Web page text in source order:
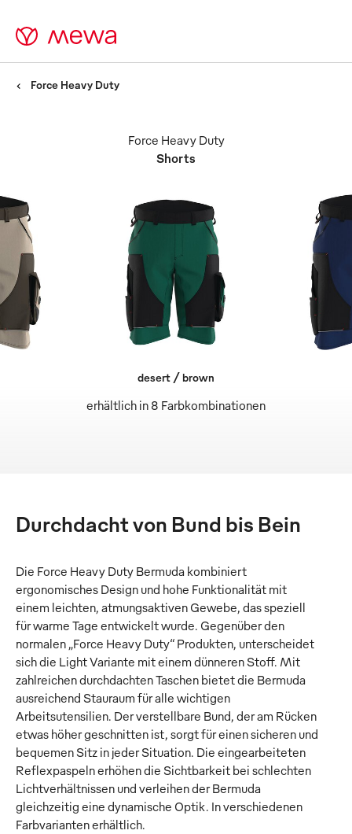
Force Heavy Duty
Shorts
Force Heavy Duty
erhältlich in 8 Farbkombinationen
desert / brown
Durchdacht von Bund bis Bein
Die Force Heavy Duty Bermuda kombiniert
ergonomisches Design und hohe Funktionalität mit
einem leichten, atmungsaktiven Gewebe, das speziell
für warme Tage entwickelt wurde. Gegenüber den
normalen „Force Heavy Duty“ Produkten, unterscheidet
sich die Light Variante mit einem dünneren Stoff. Mit
zahlreichen durchdachten Taschen bietet die Bermuda
ausreichend Stauraum für alle wichtigen
Arbeitsutensilien. Der verstellbare Bund, der am Rücken
etwas höher geschnitten ist, sorgt für einen sicheren und
bequemen Sitz in jeder Situation. Die eingearbeiteten
Reflexpaspeln erhöhen die Sichtbarkeit bei schlechten
Lichtverhältnissen und verleihen der Bermuda
gleichzeitig eine dynamische Optik. In verschiedenen
Farbvarianten erhältlich.